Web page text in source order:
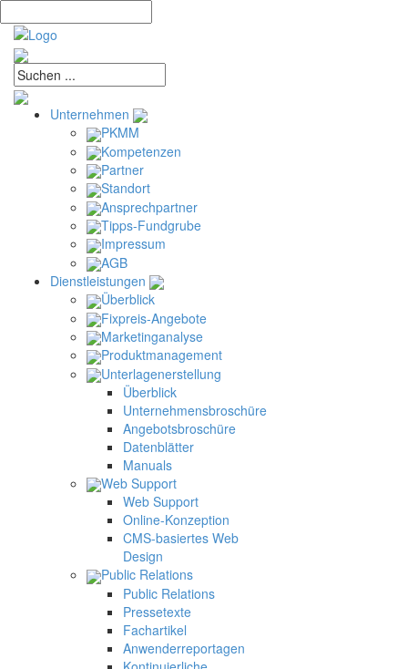
Unternehmen
PKMM
Kompetenzen
Partner
Standort
Ansprechpartner
Tipps-Fundgrube
Impressum
AGB
Dienstleistungen
Überblick
Fixpreis-Angebote
Marketinganalyse
Produktmanagement
Unterlagenerstellung
Überblick
Unternehmensbroschüre
Angebotsbroschüre
Datenblätter
Manuals
Web Support
Web Support
Online-Konzeption
CMS-basiertes Web
Design
Public Relations
Public Relations
Pressetexte
Fachartikel
Anwenderreportagen